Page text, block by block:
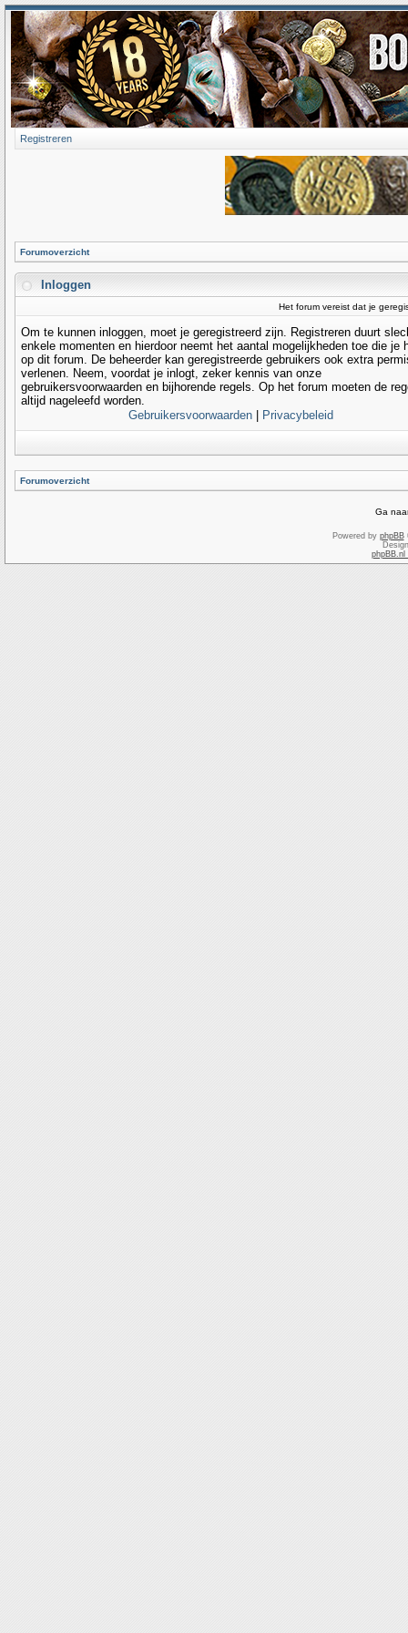
Registreren
Forumoverzicht
Inloggen
Het forum vereist dat je
Om te kunnen inloggen, moet je geregistreerd zijn. Registreren duurt
enkele momenten en hierdoor neemt het aantal mogelijkheden toe die je
op dit forum. De beheerder kan geregistreerde gebruikers ook extra
verlenen. Neem, voordat je inlogt, zeker kennis van onze
gebruikersvoorwaarden en bijhorende regels. Op het forum moeten de
altijd nageleefd worden.
Gebruikersvoorwaarden
Privacybeleid
Forumoverzicht
Ga
Powered by phpBB
phpBB.nl